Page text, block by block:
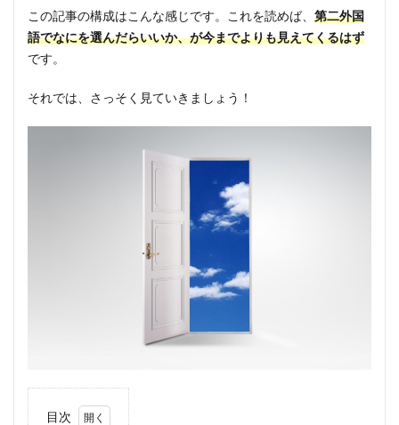
この記事の構成はこんな感じです。これを読めば、 第二外国
語でなにを選んだらいいか、が今までよりも見えてくるはず
です。
それでは、さっそく見ていきましょう！
目次